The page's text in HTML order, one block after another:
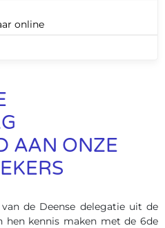
online
AAN ONZE
de Deense delegatie uit de
hen kennis maken met de 6de